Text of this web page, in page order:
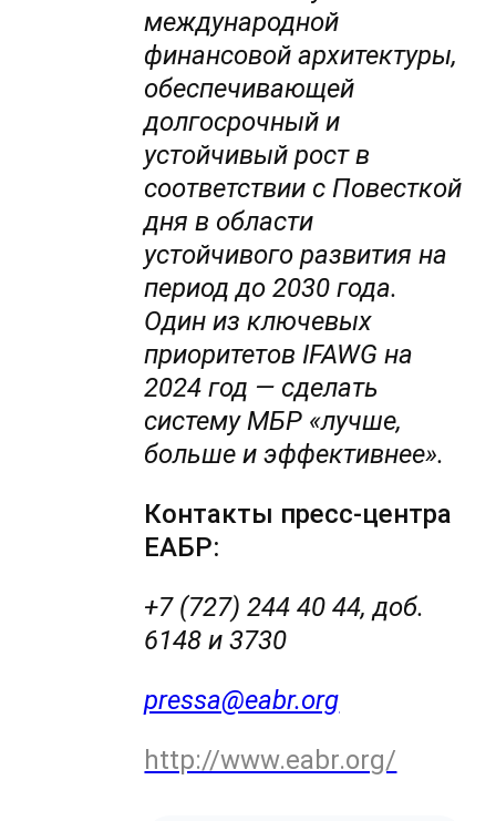
международной
финансовой архитектуры,
обеспечивающей
долгосрочный и
устойчивый рост в
соответствии с Повесткой
дня в области
устойчивого развития на
период до 2030 года.
Один из ключевых
приоритетов IFAWG на
2024 год — сделать
систему МБР «лучше,
больше и эффективнее».
Контакты пресс-центра
ЕАБР:
+7 (727) 244 40 44, доб.
6148 и 3730
pressa@eabr.org
http://www.eabr.org/